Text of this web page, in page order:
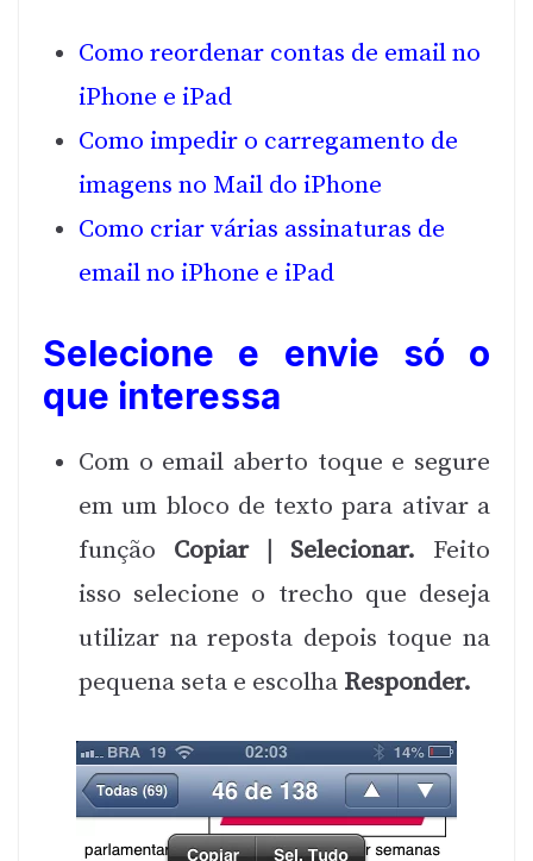
Como reordenar contas de email no
iPhone e iPad
Como impedir o carregamento de
imagens no Mail do iPhone
Como criar várias assinaturas de
email no iPhone e iPad
Selecione e envie só o
que interessa
Com o email aberto toque e segure
em um bloco de texto para ativar a
função Copiar | Selecionar. Feito
isso selecione o trecho que deseja
utilizar na reposta depois toque na
pequena seta e escolha Responder.